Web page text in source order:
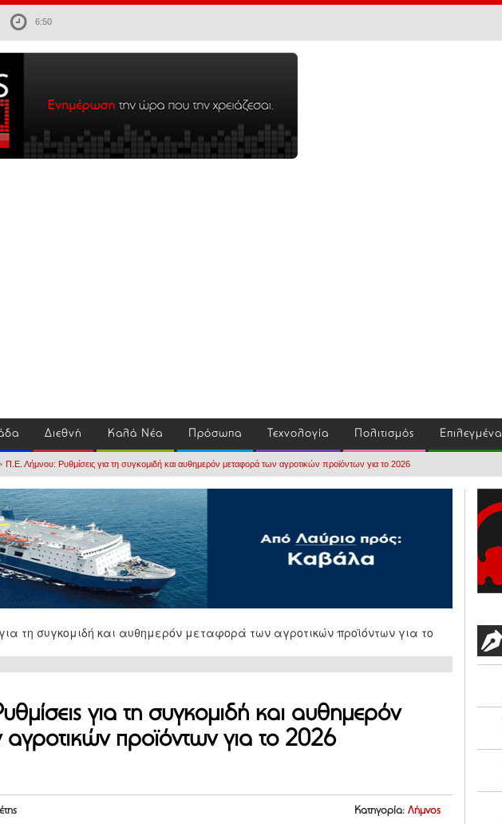
6:50
Διεθνή Καλά Νέα Πρόσωπα Τεχνολογία Πολιτισμός Επιλεγμένα
Π.Ε. Λήμνου: Ρυθμίσεις για τη συγκομιδή και αυθημερόν μεταφορά των αγροτικών προϊόντων για το 2026
για τη συγκομιδή και αυθημερόν
προϊόντων για το 2026
Κατηγορία: Λήμνος